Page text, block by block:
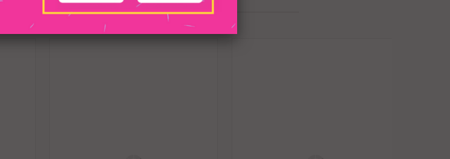
Öne Çıkan Özellikler:
Paslanmaz Çelik Yapı:
Yüksek kaliteli paslanmaz çelik, son derece dayanıklı ve
İLGILI ÜRÜNLER